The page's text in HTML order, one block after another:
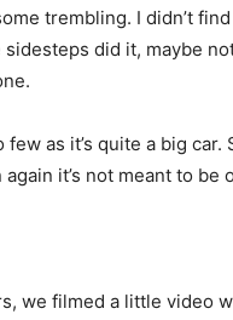
trembling. I didn’t
did it, maybe
as it’s quite a big car.
it’s not meant to be
we filmed a little video